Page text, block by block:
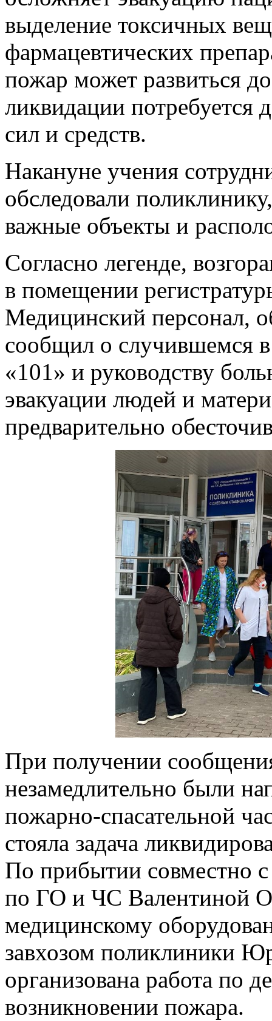
выделение токсичных
фармацевтических
пожар может развиться
ликвидации потребуется
сил и средств.
Накануне учения
обследовали
важные объекты и
Согласно легенде,
в помещении
Медицинский персонал,
сообщил о случившемся
«101» и руководству
эвакуации людей и
предварительно
При получении
незамедлительно были
пожарно-спасательной
стояла задача
По прибытии совместно с
по ГО и ЧС Валентиной
медицинскому
завхозом поликлиники
организована работа по
возникновении пожара.